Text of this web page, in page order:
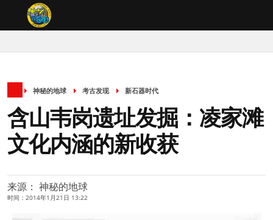
神秘的地球 考古发现 新石器时代
含山韦岗遗址发掘：凌家滩
文化内涵的新收获
来源： 神秘的地球
时间：2014年1月21日 13:22